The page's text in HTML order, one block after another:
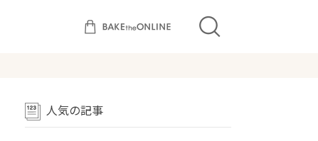
人気の記事